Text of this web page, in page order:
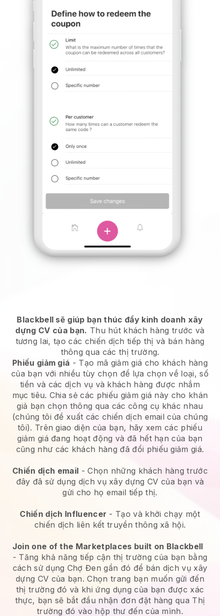
Blackbell sẽ giúp bạn thúc đẩy kinh doanh xây
dựng CV của bạn. Thu hút khách hàng trước và
tương lai, tạo các chiến dịch tiếp thị và bán hàng
thông qua các thị trường.
Phiếu giảm giá - Tạo mã giảm giá cho khách hàng
của bạn với nhiều tùy chọn để lựa chọn về loại, số
tiền và các dịch vụ và khách hàng được nhắm
mục tiêu. Chia sẻ các phiếu giảm giá này cho khán
giả bạn chọn thông qua các công cụ khác nhau
(chúng tôi đề xuất các chiến dịch email của chúng
tôi). Trên giao diện của bạn, hãy xem các phiếu
giảm giá đang hoạt động và đã hết hạn của bạn
cũng như các khách hàng đã đổi phiếu giảm giá.
Chiến dịch email -Chọn những khách hàng trước
đây đã sử dụng dịch vụ xây dựng CV của bạn và
gửi cho họ email tiếp thị.
Chiến dịch Influencer - Tạo và khởi chạy một
chiến dịch liên kết truyền thông xã hội.
Join one of the Marketplaces built on Blackbell
- Tăng khả năng tiếp cận thị trường của bạn bằng
cách sử dụng Chợ Đen gần đó để bán dịch vụ xây
dựng CV của bạn. Chọn trang bạn muốn gửi đến
thị trường đó và khi ứng dụng của bạn được xác
thực, bạn sẽ bắt đầu nhận đơn đặt hàng qua Thị
trường đó vào hộp thư đến của mình.